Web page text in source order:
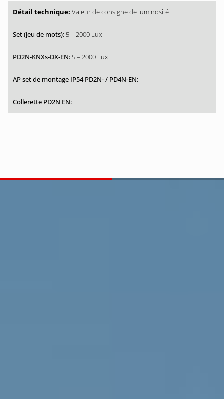
Valeur de consigne de luminosité
5 – 2000 Lux
5 – 2000 Lux